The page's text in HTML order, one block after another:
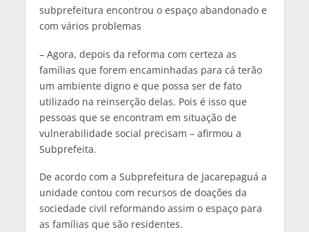
subprefeitura encontrou o espaço abandonado e
com vários problemas
– Agora, depois da reforma com certeza as
famílias que forem encaminhadas para cá terão
um ambiente digno e que possa ser de fato
utilizado na reinserção delas. Pois é isso que
pessoas que se encontram em situação de
vulnerabilidade social precisam – afirmou a
Subprefeita.
De acordo com a Subprefeitura de Jacarepaguá a
unidade contou com recursos de doações da
sociedade civil reformando assim o espaço para
as famílias que são residentes.